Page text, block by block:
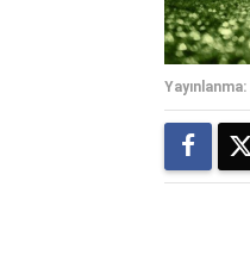
Yayınlanma: